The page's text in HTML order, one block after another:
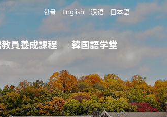
한글 English 汉语 日本語
員養成課程 韓国語学堂